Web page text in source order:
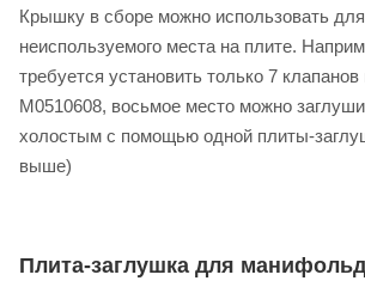
Крышку в сборе можно использовать
неиспользуемого места на плите.
требуется установить только 7
M0510608, восьмое место можно
холостым с помощью одной плиты-
выше)
Плита-заглушка для